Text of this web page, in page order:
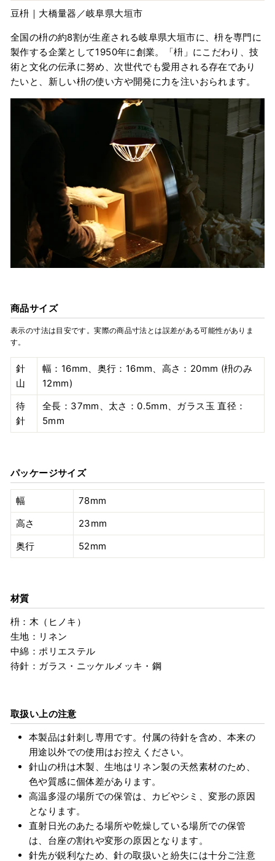
豆枡｜大橋量器／岐阜県大垣市
全国の枡の約8割が生産される岐阜県大垣市に、枡を専門に
製作する企業として1950年に創業。「枡」にこだわり、技
術と文化の伝承に努め、次世代でも愛用される存在であり
たいと、新しい枡の使い方や開発に力を注いおられます。
商品サイズ
表示の寸法は目安です。実際の商品寸法とは誤差がある可能性がありま
す。
針
山
幅：16mm、奥行：16mm、高さ：20mm (枡のみ
12mm)
待
針
全長：37mm、太さ：0.5mm、ガラス玉 直径：
5mm
パッケージサイズ
幅
78mm
高さ
23mm
奥行
52mm
材質
枡：木（ヒノキ）
生地：リネン
中綿：ポリエステル
待針：ガラス・ニッケルメッキ・鋼
取扱い上の注意
本製品は針刺し専用です。付属の待針を含め、本来の
用途以外での使用はお控えください。
針山の枡は木製、生地はリネン製の天然素材のため、
色や質感に個体差があります。
高温多湿の場所での保管は、カビやシミ、変形の原因
となります。
直射日光のあたる場所や乾燥している場所での保管
は、台座の割れや変形の原因となります。
針先が鋭利なため、針の取扱いと紛失には十分ご注意